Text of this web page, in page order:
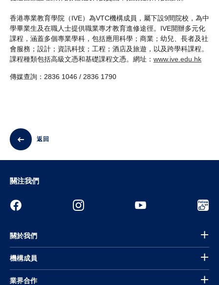
香港專業教育學院（IVE）為VTC機構成員，屬下設9間院校，為中
學畢業生及在職人士提供職業專才教育進修途徑。IVE開辦多元化
課程，涵蓋多個專業學科，包括應用科學；商業；幼兒、長者及社
會服務；設計；資訊科技；工程；酒店及旅遊，以及跨學科課程。
課程種類包括高級文憑和基礎課程文憑。網址： www.ive.edu.hk
傳媒查詢：2836 1046 / 2836 1790
返回
關注我們
關於我們
機構成員
業界合作